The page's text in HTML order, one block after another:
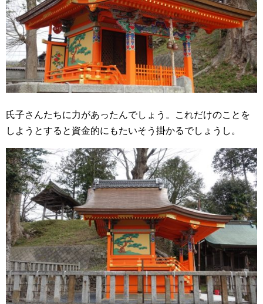
氏子さんたちに力があったんでしょう。これだけのことを
しようとすると資金的にもたいそう掛かるでしょうし。